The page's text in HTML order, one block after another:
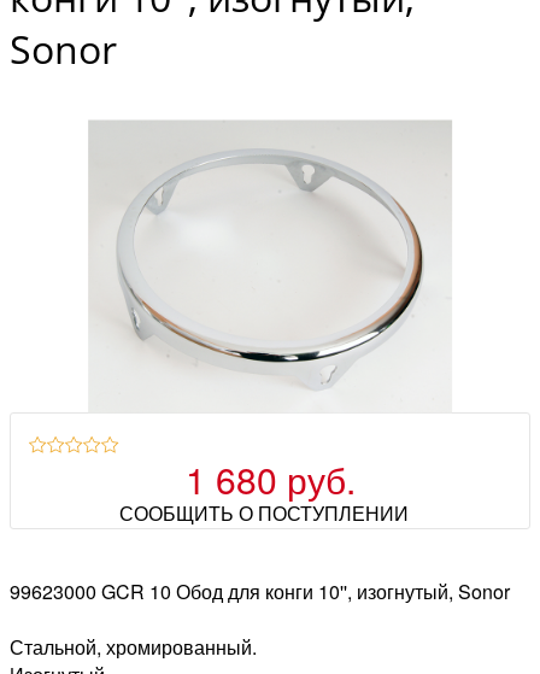
Sonor
1 680 руб.
СООБЩИТЬ О ПОСТУПЛЕНИИ
99623000 GCR 10 Обод для конги 10'', изогнутый, Sonor
Стальной, хромированный.